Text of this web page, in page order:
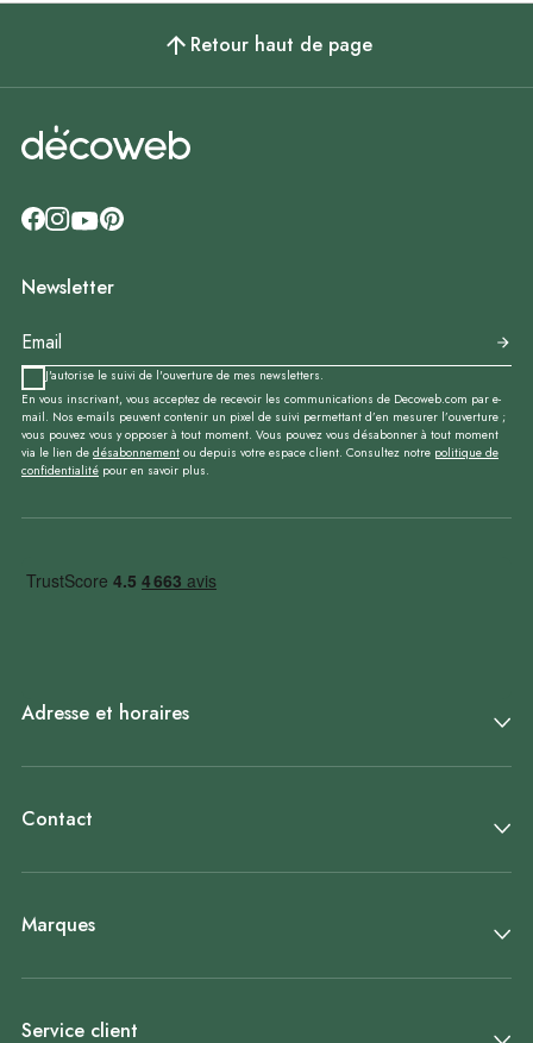
Retour haut de page
Newsletter
J'autorise le suivi de l'ouverture de mes newsletters.
En vous inscrivant, vous acceptez de recevoir les communications de Decoweb.com par e-
mail. Nos e-mails peuvent contenir un pixel de suivi permettant d’en mesurer l’ouverture ;
vous pouvez vous y opposer à tout moment. Vous pouvez vous désabonner à tout moment
via le lien de désabonnement ou depuis votre espace client. Consultez notre politique de
confidentialité pour en savoir plus.
Adresse et horaires
Contact
Marques
Service client